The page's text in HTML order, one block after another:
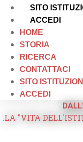
SITO
ACCEDI
HOME
STORIA
RICERCA
CONTATTACI
SITO
ACCEDI
.LA "VITA